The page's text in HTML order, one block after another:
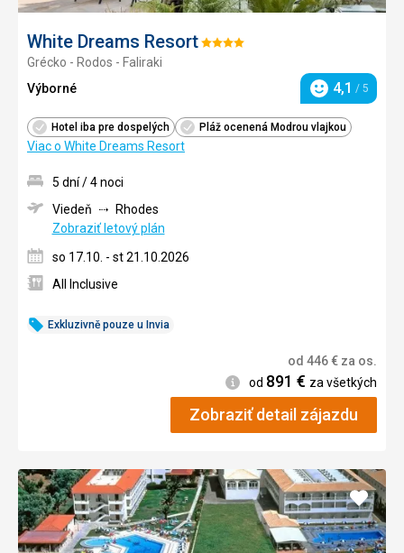
White Dreams ResortHodnotenie:
Grécko - Rodos - Faliraki
Výborné
Hodnotenie
4,1 / 5
Hotel iba pre dospelých Pláž ocenená Modrou vlajkou
Viac o White Dreams Resort
Exkluzivně pouze u Invia
5 dní / 4 noci
Viedeň
Rhodes
Zobraziť letový plán
so 17.10. - st 21.10.2026
All Inclusive
od 446€ za os.
Informácie
od 891 € za všetkých
Zobraziť detail zájazdu
Pridať
do